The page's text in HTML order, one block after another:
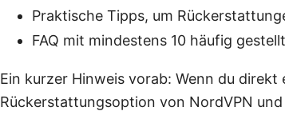
Praktische Tipps, um
FAQ mit mindestens 10 häufig
Ein kurzer Hinweis vorab: Wenn du
Rückerstattungsoption von NordVPN